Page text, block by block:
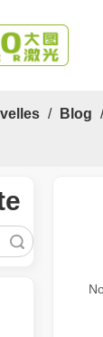
/ Blog